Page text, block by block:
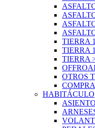
TIERRA
TIERRA
TIERRA
OTROS
HABITÁCULO